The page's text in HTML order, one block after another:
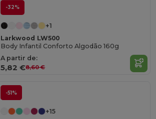
-32%
+1
Larkwood LW500
Body Infantil Conforto Algodão 160g
A partir de:
5,82 €8,60 €
-51%
+15